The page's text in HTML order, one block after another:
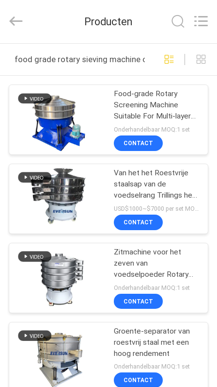
HUIS
PRODUCTEN
SHOW
ONGEVEER
ONS
FABRIEKSREIS
KWALITEITSCONTROLE
CONTACTEER
VERZOEK
OM EEN
CITAAT
SITEMAP
Producten
food grade rotary sieving machine online fabricage
Food-grade Rotary
Screening Machine
Suitable For Multi-layer
Screening Requirements
In The Food And
Chemical Industries
Onderhandelbaar MOQ:1 set
CONTACT
Van het het Roestvrije
staalsap van de
voedselrang Trillings het
Onderzoeksmachine
CONTACT
Zitmachine voor het
zeven van
voedselpoeder Rotary
Sieve Machine voor de
verwerking van tarwe
meel zetmeel
Onderhandelbaar MOQ:1 set
CONTACT
Groente-separator van
roestvrij staal met een
hoog rendement
Onderhandelbaar MOQ:1 set
CONTACT